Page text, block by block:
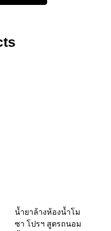
น้ำยาล้างห้องน้ำโม
ซา โปรฯ สูตรถนอม